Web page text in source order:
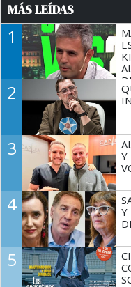
MÁS LEÍDAS
1
2
3
Y
4
Y
5